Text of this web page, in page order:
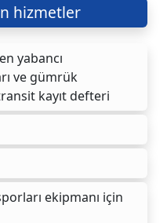
hizmetler
yabancı
ve gümrük
kayıt defteri
ekipmanı için